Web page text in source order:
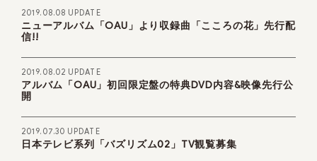
2019.08.08 UPDATE
ニューアルバム「OAU」より収録曲「こころの花」先行配
信!!
2019.08.02 UPDATE
アルバム「OAU」初回限定盤の特典DVD内容&映像先行公
開
2019.07.30 UPDATE
日本テレビ系列「バズリズム02」TV観覧募集